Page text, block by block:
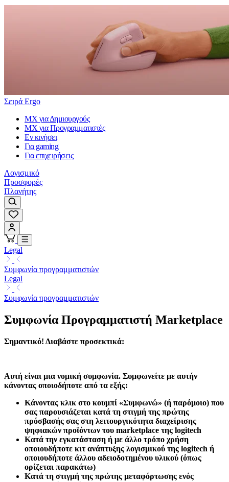
Σειρά Ergo
MX για Δημιουργούς
MX για Προγραμματιστές
Εν κινήσει
Για gaming
Για επιχειρήσεις
Λογισμικό
Προσφορές
Πλανήτης
Legal
Συμφωνία προγραμματιστών
Legal
Συμφωνία προγραμματιστών
Συμφωνία Προγραμματιστή Marketplace
Σημαντικό! Διαβάστε προσεκτικά:
Αυτή είναι μια νομική συμφωνία. Συμφωνείτε με αυτήν
κάνοντας οποιοδήποτε από τα εξής:
Κάνοντας κλικ στο κουμπί «Συμφωνώ» (ή παρόμοιο) που
σας παρουσιάζεται κατά τη στιγμή της πρώτης
πρόσβασής σας στη λειτουργικότητα διαχείρισης
ψηφιακών προϊόντων του marketplace της logitech
Κατά την εγκατάσταση ή με άλλο τρόπο χρήση
οποιουδήποτε κιτ ανάπτυξης λογισμικού της logitech ή
οποιουδήποτε άλλου αδειοδοτημένου υλικού (όπως
ορίζεται παρακάτω)
Κατά τη στιγμή της πρώτης μεταφόρτωσης ενός